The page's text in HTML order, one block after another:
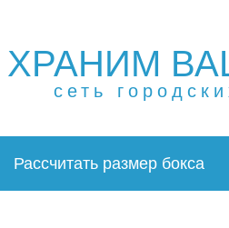
в Москве и МО. Склад
в Москве и МО. Склад временного
ХРАНИМ
сеть
Рассчитать размер бокса